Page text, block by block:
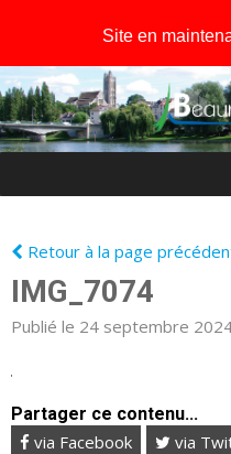
Retour à la page
IMG_7074
Publié le 24 septembre
Partager ce contenu...
via Facebook via
Site en